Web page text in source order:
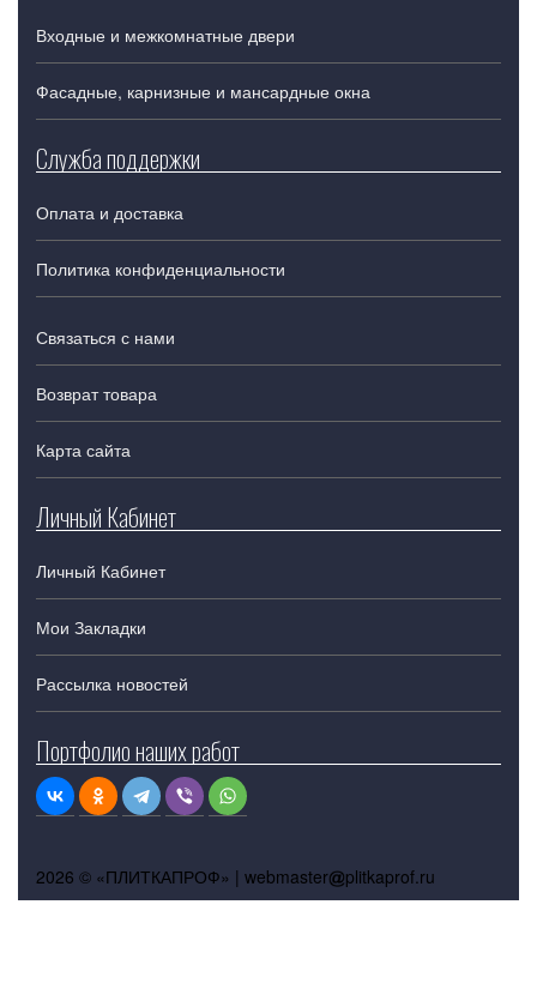
Входные и межкомнатные двери
Фасадные, карнизные и мансардные окна
Служба поддержки
Оплата и доставка
Политика конфиденциальности
Связаться с нами
Возврат товара
Карта сайта
Личный Кабинет
Личный Кабинет
Мои Закладки
Рассылка новостей
Портфолио наших работ
2026 © «ПЛИТКАПРОФ» | webmaster plitkaprof.ru